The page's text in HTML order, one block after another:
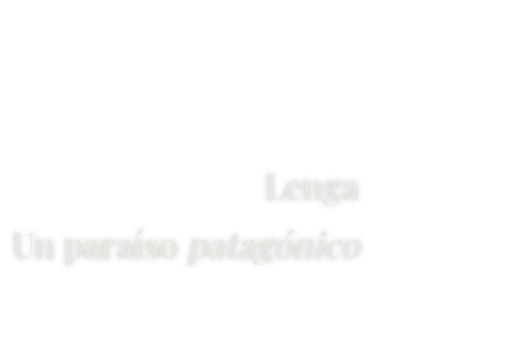
Lenga
Un paraíso patagónico